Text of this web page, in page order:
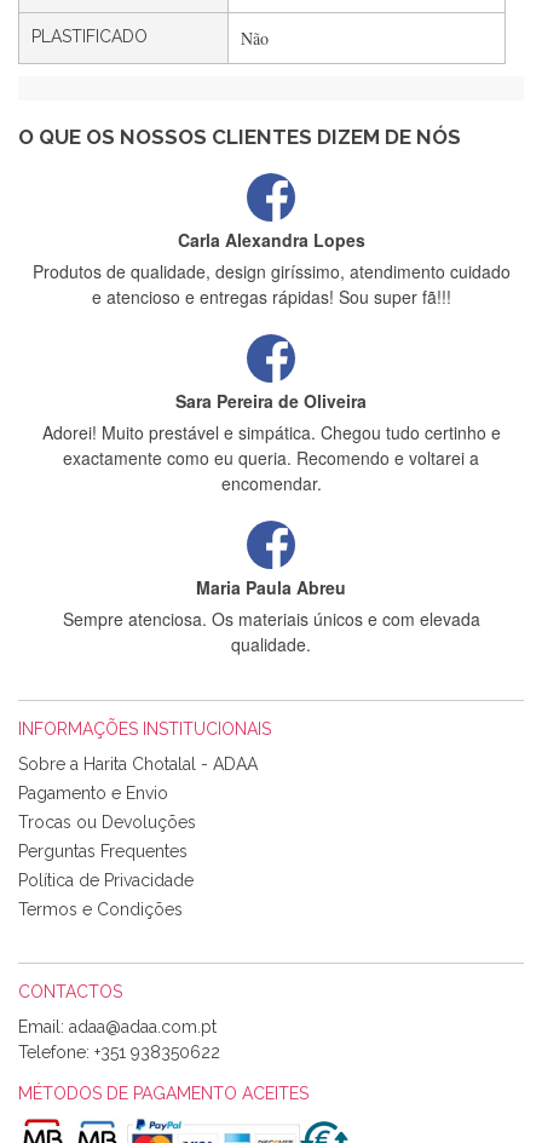
PLASTIFICADO Não
O QUE OS NOSSOS CLIENTES DIZEM DE NÓS
estrelas
Carla Alexandra Lopes
Produtos de qualidade, design giríssimo, atendimento cuidado
e atencioso e entregas rápidas! Sou super fã!!!
Sara Pereira de Oliveira
Adorei! Muito prestável e simpática. Chegou tudo certinho e
exactamente como eu queria. Recomendo e voltarei a
encomendar.
Maria Paula Abreu
Sempre atenciosa. Os materiais únicos e com elevada
qualidade.
Tudo chegou em condições, pois os produtos vieram muito
bem acondicionados. Estou plenamente satisfeita com os
produtos adquiridos. Relativamente à bolsa, tem um tecido
com um padrão e cores muito bonitas e a execução está
perfeitíssima. Futuramente penso voltar a comprar na vossa
loja, têm excelentes artigos a um preço muito justo. A
Alexandra Morais
Olá boa Noite. Os meus tecidos chegaram hoje. Muito
obrigada pelo miminho que dá um jeitaço pras minhas linhas
de bordar e não sei o que pões nos tecidos, mas que cheiram
INFORMAÇÕES INSTITUCIONAIS
Sobre a Harita Chotalal - ADAA
Pagamento e Envio
Trocas ou Devoluções
Perguntas Frequentes
Política de Privacidade
Termos e Condições
CONTACTOS
Email:
Telefone: +351 938350622
MÉTODOS DE PAGAMENTO ACEITES